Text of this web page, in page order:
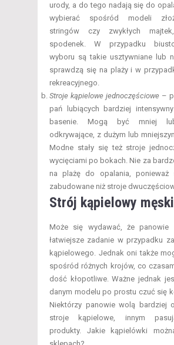
urody, a do tego nadają się do
wybierać spośród modeli
stringów czy zwykłych
spodenek. W przypadku
wyboru są takie usztywniane lub
sprawdzą się na plaży i w
rekreacyjnego.
Stroje kąpielowe jednoczęściowe –
pań lubiących bardziej
basenie. Mogą być mniej
odkrywające, z dużym lub
Modne stały się też stroje
wycięciami po bokach. Nie za
na plażę do opalania, ponieważ
zabudowane niż stroje
Strój kąpielowy męski
Może się wydawać, że panowie
łatwiejsze zadanie w przypadku
kąpielowego. Jednak oni także
spośród różnych krojów, co
dość kłopotliwe. Ważne jednak
danym modelu po prostu czuć się
Niektórzy panowie wolą bardziej
stroje kąpielowe, innym
produkty. Jakie kąpielówki